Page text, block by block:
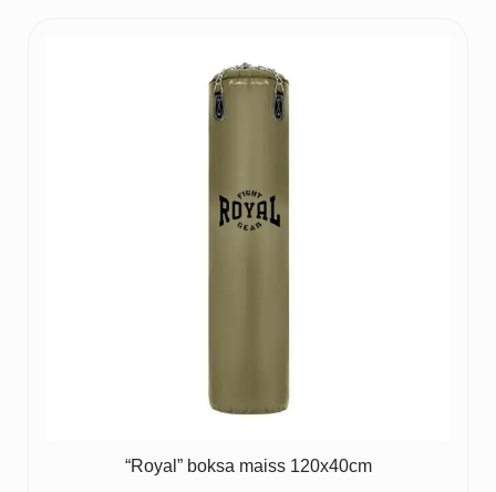
25 €
“Royal” boksa maiss 120x40cm